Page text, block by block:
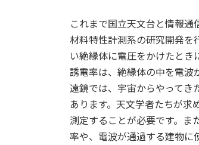
これまで国立天文台と情報
材料特性計測系の研究開発を
い絶縁体に電圧をかけたとき
誘電率は、絶縁体の中を電波
遠鏡では、宇宙からやってき
あります。天文学者たちが
測定することが必要です。ま
率や、電波が通過する建物に